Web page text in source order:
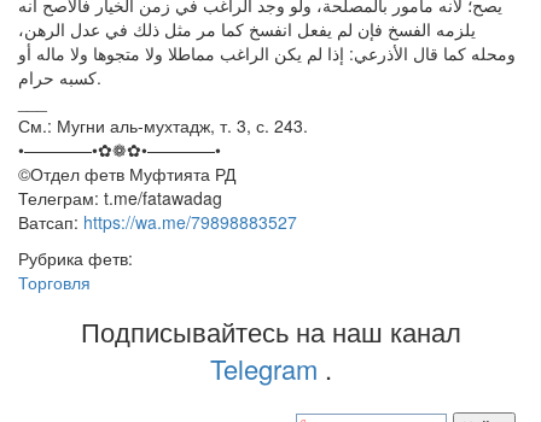
يصح؛ لأنه مأمور بالمصلحة، ولو وجد الراغب في زمن الخيار فالأصح أنه
يلزمه الفسخ فإن لم يفعل انفسخ كما مر مثل ذلك في عدل الرهن،
ومحله كما قال الأذرعي: إذا لم يكن الراغب مماطلا ولا متجوها ولا ماله أو
كسبه حرام.
См.: Мугни аль-мухтадж, т. 3, с. 243.
•————•✿❁✿•————•
©️Отдел фетв Муфтията РД
Телеграм: t.me/fatawadag
Ватсап: https://wa.me/79898883527
Рубрика фетв:
Торговля
Подписывайтесь на наш канал
Telegram .